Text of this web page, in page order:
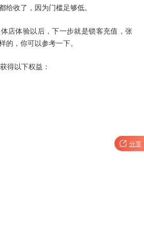
给收了，因为门槛足够低。
店体验以后，下一步就是锁客充值，张
的，你可以参考一下。
得以下权益：
 分享